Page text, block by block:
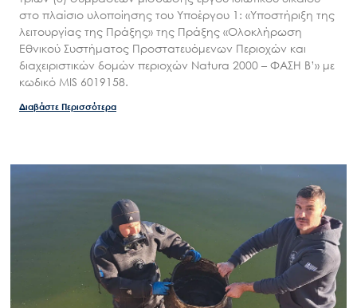
στο πλαίσιο υλοποίησης του Υποέργου 1: «Υποστήριξη της
λειτουργίας της Πράξης» της Πράξης «Ολοκλήρωση
Εθνικού Συστήματος Προστατευόμενων Περιοχών και
διαχειριστικών δομών περιοχών Natura 2000 – ΦΑΣΗ Β’» με
κωδικό MIS 6019158.
Διαβάστε Περισσότερα